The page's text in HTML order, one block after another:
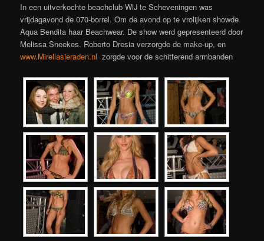
In een uitverkochte beachclub WIJ te Scheveningen was
vrijdagavond de 070-borrel. Om de avond op te vrolijken showde
Aqua Bendita haar Beachwear. De show werd gepresenteerd door
Melissa Sneekes. Roberto Dresia verzorgde de make-up, en
www.Mirellasieraden.nl zorgde voor de schitterend armbanden